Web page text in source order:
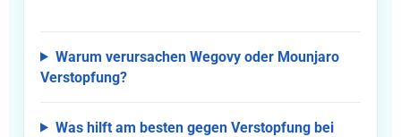
Warum verursachen Wegovy oder Mounjaro
Verstopfung?
Was hilft am besten gegen Verstopfung bei